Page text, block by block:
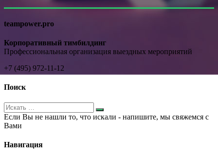
teampower.pro
Корпоративный тимбилдинг
Профессиональная организация выездных мероприятий
+7 (495) 972-11-12
Поиск
Если Вы не нашли то, что искали - напишите, мы свяжемся с
Вами
Навигация